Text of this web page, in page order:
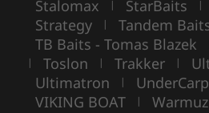
Stalomax | StarBaits |
Strategy | Tandem
TB Baits - Tomas Blazek
| Toslon | Trakker |
Ultimatron | UnderCarp
VIKING BOAT |